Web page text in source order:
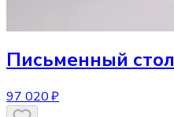
Письменный стол
97 020 ₽